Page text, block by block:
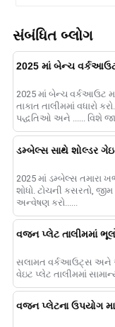
સંબંધિત બ્લોગ
2025 માં બેન્ચ વર્કઆઉટ
2025 માં બેન્ચ વર્કઆઉટ
તાકાત તાલીમમાં વધારો
પદ્ધતિઓ અને ...... વિશે
ડમ્બેલ્સ સાથે શોલ્ડર
2025 માં ડમ્બેલ્સ તમારા
શોધો. ટોચની કસરતો,
અન્વેષણ કરો......
વજન પ્લેટ તાલીમમાં
સલામત વર્કઆઉટ્સ અને
વેઇટ પ્લેટ તાલીમમાં
વજન પ્લેટના ઉપયોગ